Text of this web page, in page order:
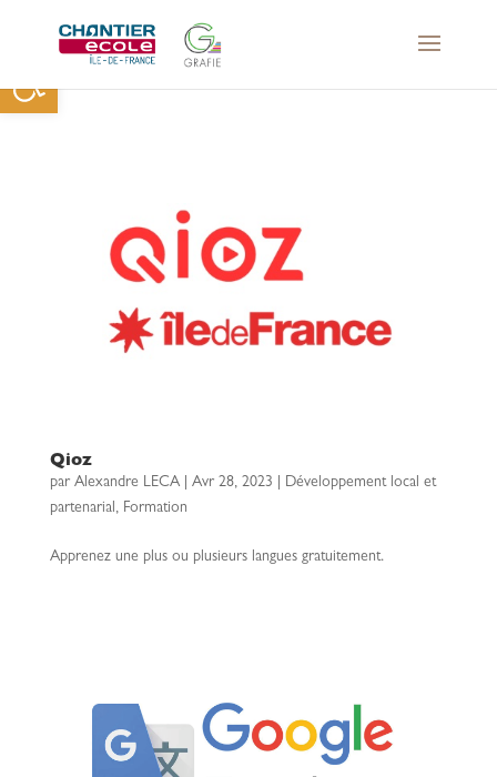
Ouvrir la barre d’outils
Qioz
par Alexandre LECA| Avr 28, 2023
Développement local et
partenarial , Formation
Apprenez une plus ou plusieurs langues gratuitement.